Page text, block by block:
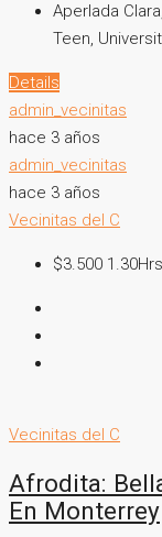
Aperlada
Teen,
Details
admin_vecinitas
hace 3 años
admin_vecinitas
hace 3 años
Vecinitas del C
$3.500 1.30Hrs
Vecinitas del C
Afrodita:
En Monterrey